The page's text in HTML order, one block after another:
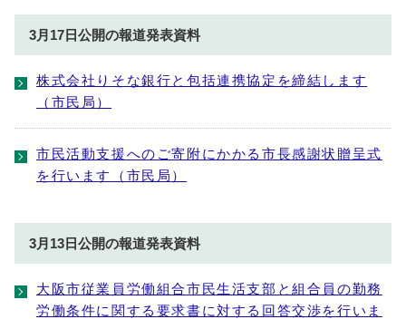
3月17日公開の報道発表資料
株式会社りそな銀行と包括連携協定を締結します
（市民局）
市民活動支援へのご寄附にかかる市長感謝状贈呈式
を行います（市民局）
3月13日公開の報道発表資料
大阪市従業員労働組合市民生活支部と組合員の勤務
労働条件に関する要求書に対する回答交渉を行いま